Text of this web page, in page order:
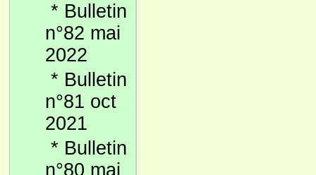
* Bulletin
n°82 mai
2022
* Bulletin
n°81 oct
2021
* Bulletin
n°80 mai